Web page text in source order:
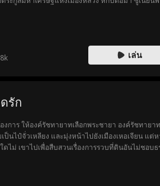
เล่น
รัก
งการ ให้องค์รัชทายาทเลือกพระชายา องค์รัชทายา
ป็นไป๋จั่วเหลียง และมุ่งหน้าไปยังเมืองเหอเจียน แต่ห
ดไม่ เขาไปเพื่อสืบสวนเรื่องการรวบที่ดินอันไม่ชอบธ